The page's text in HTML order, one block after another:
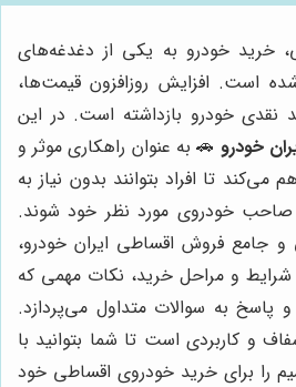
خرید خودرو به یکی از دغدغه‌های
است. افزایش روزافزون قیمت‌ها،
نقدی خودرو بازداشته است. در این
خودرو 🚗 به عنوان راهکاری موثر و
تا افراد بتوانند بدون نیاز به
صاحب خودروی مورد نظر خود شوند.
و جامع فروش اقساطی ایران خودرو،
شرایط و مراحل خرید، نکات مهمی که
و پاسخ به سوالات متداول می‌پردازد.
و کاربردی است تا شما بتوانید با
را برای خرید خودروی اقساطی خود